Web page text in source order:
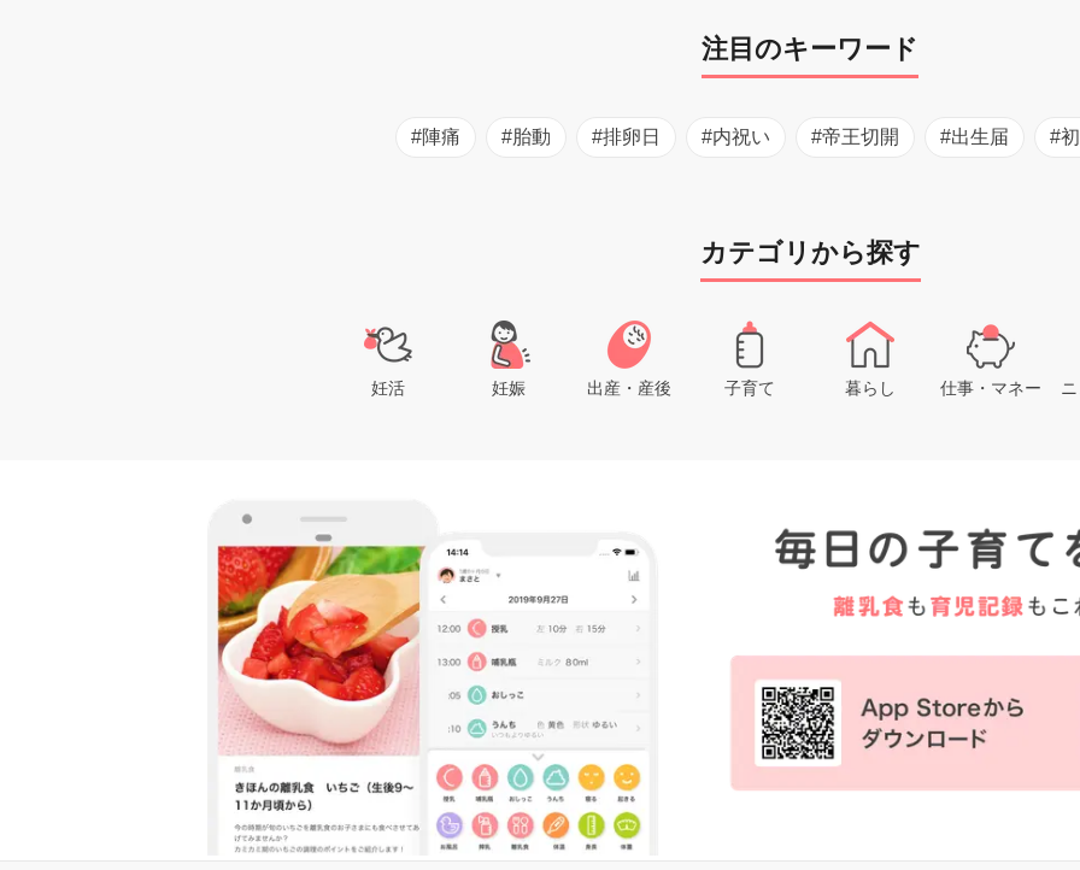
注目のキーワード
#陣痛 #胎動 #排卵日 #内祝い #帝王切開 #出生届 #
カテゴリから探す
妊活 妊娠 出産・産後 子育て 暮らし 仕事・マネー